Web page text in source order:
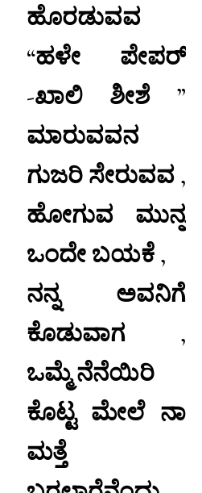
ಹೊರಡುವವ
“ಹಳೇ ಪೇಪರ್
-ಖಾಲಿ ಶೀಶೆ ”
ಮಾರುವವನ
ಗುಜರಿ ಸೇರುವವ ,
ಹೋಗುವ ಮುನ್ನ
ಒಂದೇ ಬಯಕೆ ,
ನನ್ನ ಅವನಿಗೆ
ಕೊಡುವಾಗ ,
ಒಮ್ಮೆ ನೆನೆಯಿರಿ
ಕೊಟ್ಟ ಮೇಲೆ ನಾ
ಮತ್ತೆ